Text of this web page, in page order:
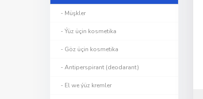
- Müşkler
- Ýüz üçin kosmetika
- Göz üçin kosmetika
- Antiperspirant (deodarant)
- El we ýüz kremler